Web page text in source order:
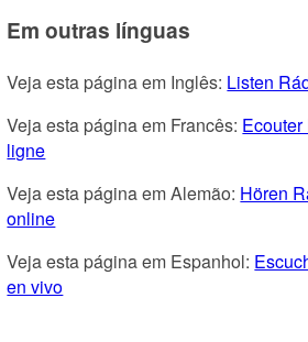
Em outras línguas
Veja esta página em Inglês: Listen
Veja esta página em Francês:
ligne
Veja esta página em Alemão: Hören
online
Veja esta página em Espanhol:
en vivo